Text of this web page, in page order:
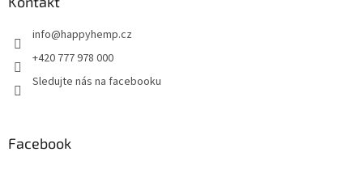
info@happyhemp.cz
+420 777 978 000
Sledujte nás na facebooku
Facebook